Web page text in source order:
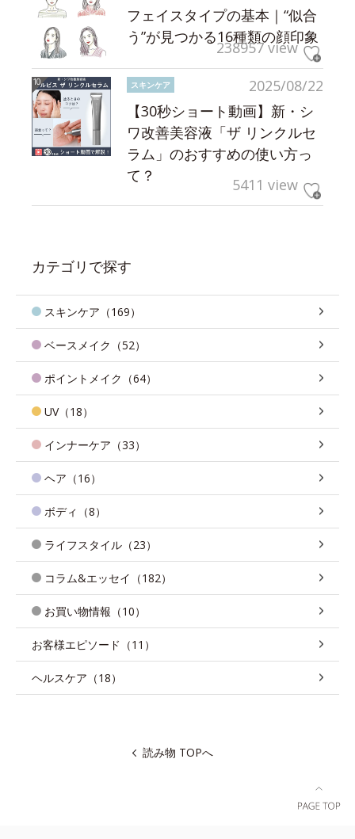
フェイスタイプの基本｜“似合
う”が見つかる16種類の顔印象
238957 view
2025/08/22
スキンケア
【30秒ショート動画】新・シ
ワ改善美容液「ザ リンクルセ
ラム」のおすすめの使い方っ
て？
5411 view
カテゴリで探す
スキンケア（169）
ベースメイク（52）
ポイントメイク（64）
UV（18）
インナーケア（33）
ヘア（16）
ボディ（8）
ライフスタイル（23）
コラム&エッセイ（182）
お買い物情報（10）
お客様エピソード（11）
ヘルスケア（18）
読み物 TOPへ